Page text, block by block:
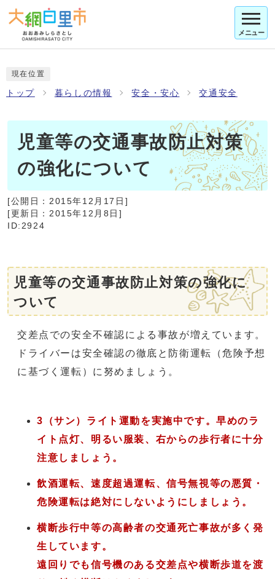
メニュー
現在位置
トップ 暮らしの情報 安全・安心 交通安全
児童等の交通事故防止対策
の強化について
[公開日： 2015年12月17日 ]
[更新日： 2015年12月8日 ]
ID:2924
児童等の交通事故防止対策の強化に
ついて
交差点での安全不確認による事故が増えています。
ドライバーは安全確認の徹底と防衛運転（危険予想
に基づく運転）に努めましょう。
3（サン）ライト運動を実施中です。早めのラ
イト点灯、明るい服装、右からの歩行者に十分
注意しましょう。
飲酒運転、速度超過運転、信号無視等の悪質・
危険運転は絶対にしないようにしましょう。
横断歩行中等の高齢者の交通死亡事故が多く発
生しています。
遠回りでも信号機のある交差点や横断歩道を渡